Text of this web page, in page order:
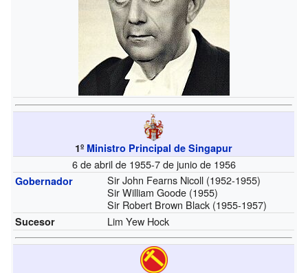
1º Ministro Principal de Singapur
6 de abril de 1955-7 de junio de 1956
Gobernador
Sir John Fearns Nicoll (1952-1955)
Sir William Goode (1955)
Sir Robert Brown Black (1955-1957)
Sucesor Lim Yew Hock